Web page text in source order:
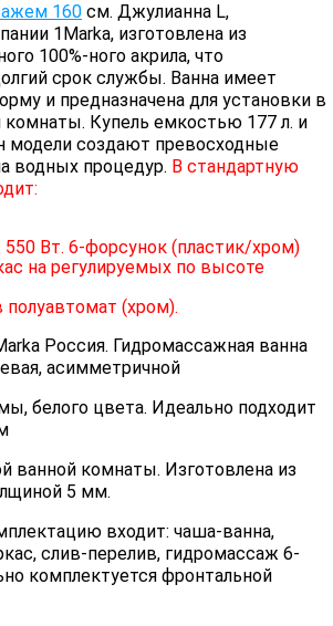
160 см. Джулианна L,
1Marka, изготовлена из
100%-ного акрила, что
срок службы. Ванна имеет
и предназначена для установки в
комнаты. Купель емкостью 177 л. и
модели создают превосходные
водных процедур. В стандартную
Вт. 6-форсунок (пластик/хром)
на регулируемых по высоте
полуавтомат (хром).
Россия. Гидромассажная ванна
асимметричной
белого цвета. Идеально подходит
ванной комнаты. Изготовлена из
5 мм.
входит: чаша-ванна,
слив-перелив, гидромассаж 6-
комплектуется фронтальной